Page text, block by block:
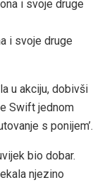
i svoje druge
u akciju, dobivši
Swift jednom
s ponijem’.
bio dobar.
njezino